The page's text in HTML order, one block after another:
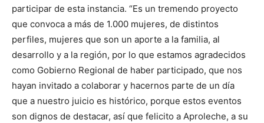
participar de esta instancia. “Es un tremendo proyecto
que convoca a más de 1.000 mujeres, de distintos
perfiles, mujeres que son un aporte a la familia, al
desarrollo y a la región, por lo que estamos agradecidos
como Gobierno Regional de haber participado, que nos
hayan invitado a colaborar y hacernos parte de un día
que a nuestro juicio es histórico, porque estos eventos
son dignos de destacar, así que felicito a Aproleche, a su